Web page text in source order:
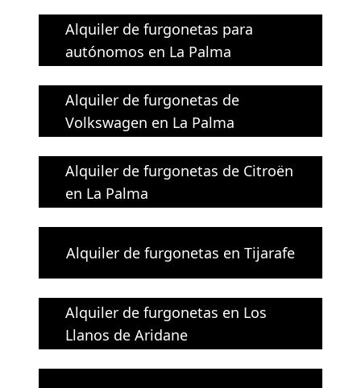
Alquiler de furgonetas para
autónomos en La Palma
Alquiler de furgonetas de
Volkswagen en La Palma
Alquiler de furgonetas de Citroën
en La Palma
Alquiler de furgonetas en Tijarafe
Alquiler de furgonetas en Los
Llanos de Aridane